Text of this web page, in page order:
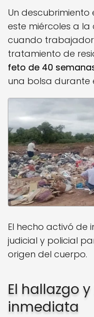
Un
este miércoles a
cuando
tratamiento de
feto de 40
una bolsa durante
El hecho activó de
judicial y policial
origen del cuerpo.
El hallazgo
inmediata